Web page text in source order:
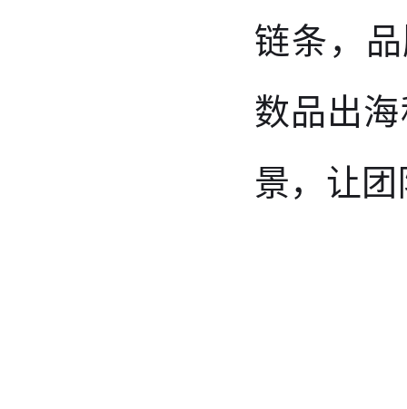
链条，
数品出
景，让